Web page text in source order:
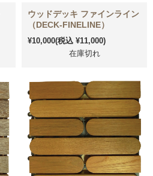
ウッドデッキ ファインライン
（DECK-FINELINE）
¥10,000(税込 ¥11,000)
在庫切れ